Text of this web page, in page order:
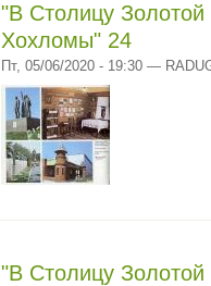
"В Столицу Золотой
Хохломы" 24
Пт, 05/06/2020 - 19:30 —
"В Столицу Золотой